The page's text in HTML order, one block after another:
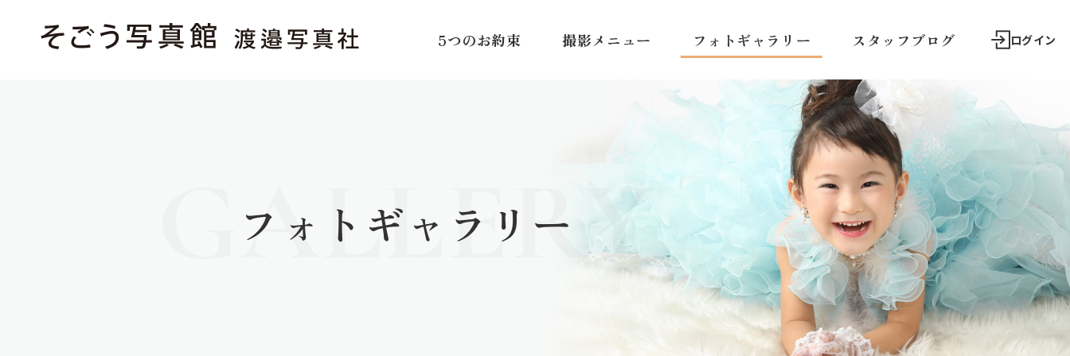
5つのお約束 撮影メニュー フォトギャラリー スタッフブログ ログイン
フォトギャラリー
GALLERY